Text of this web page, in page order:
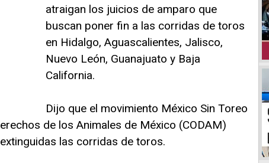
atraigan los juicios de amparo que
buscan poner fin a las corridas de toros
en Hidalgo, Aguascalientes, Jalisco,
Nuevo León, Guanajuato y Baja
California.
Dijo que el movimiento México Sin Toreo
de los Animales de México (CODAM)
las corridas de toros.